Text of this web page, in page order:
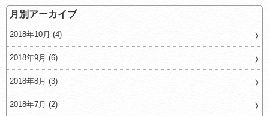
月別アーカイブ
2018年10月 (4)
2018年9月 (6)
2018年8月 (3)
2018年7月 (2)